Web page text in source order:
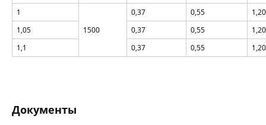
1
1500
0,37 0,55
1,20
1,05
0,37 0,55
1,20
1,1
0,37 0,55 1,20
Документы